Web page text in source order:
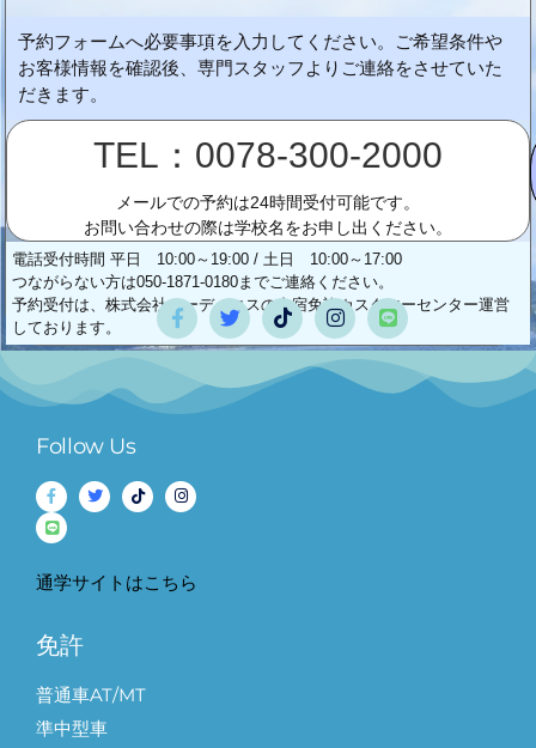
予約フォームへ必要事項を入力してください。ご希望条件や
お客様情報を確認後、専門スタッフよりご連絡をさせていた
だきます。
TEL：0078-300-2000
メールでの予約は24時間受付可能です。
お問い合わせの際は学校名をお申し出ください。
電話受付時間 平日 10:00～19:00 / 土日 10:00～17:00
つながらない方は050-1871-0180までご連絡ください。
予約受付は、株式会社ケーディエスの合宿免許カスタマーセンター運営
しております。
Follow Us
通学サイトはこちら
免許
普通車AT/MT
準中型車